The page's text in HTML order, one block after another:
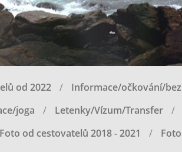
od 2022 Informace/očkování/
joga Letenky/Vízum/Transfer
Foto od cestovatelů 2018 - 2021